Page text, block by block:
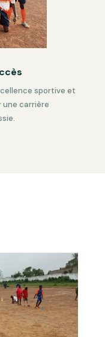
sportive et
une carrière